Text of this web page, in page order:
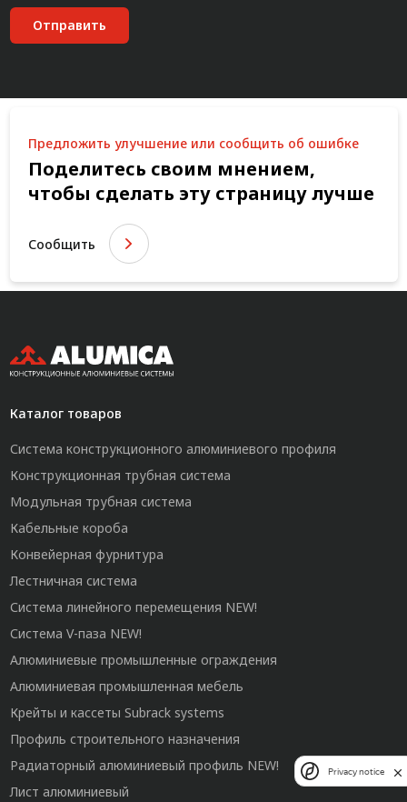
Отправить
Предложить улучшение или сообщить об ошибке
Поделитесь своим мнением,
чтобы сделать эту страницу лучше
Сообщить
Каталог товаров
Система конструкционного алюминиевого профиля
Конструкционная трубная система
Модульная трубная система
Кабельные короба
Конвейерная фурнитура
Лестничная система
Система линейного перемещения NEW!
Система V-паза NEW!
Алюминиевые промышленные ограждения
Алюминиевая промышленная мебель
Крейты и кассеты Subrack systems
Профиль строительного назначения
Радиаторный алюминиевый профиль NEW!
Лист алюминиевый
Privacy notice